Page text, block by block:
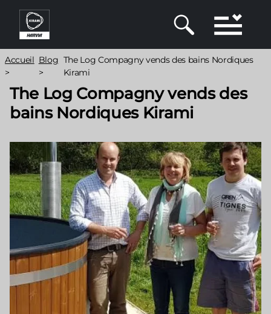
Aller
contenu
principal
Fil
d'Ariane
Accueil
>
Blog
>
The Log Compagny vends des bains Nordiques
Kirami
The Log Compagny vends des
bains Nordiques Kirami